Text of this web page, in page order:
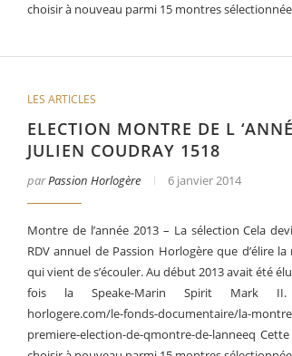
choisir à nouveau parmi 15 montres
LES ARTICLES
ELECTION MONTRE DE L
JULIEN COUDRAY 1518
parPassion Horlogère 6 janvier 2014
Montre de l’année 2013 – La sélection Cela
RDV annuel de Passion Horlogère que d’élire
qui vient de s’écouler. Au début 2013 avait été
fois la Speake-Marin Spirit Mark II.
horlogere.com/le-fonds-documentaire/la-
premiere-election-de-qmontre-de-lanneeq